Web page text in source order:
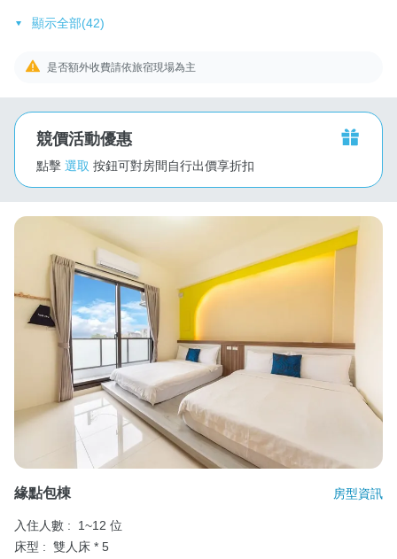
顯示全部(42)
是否額外收費請依旅宿現場為主
競價活動優惠
點擊 選取 按鈕可對房間自行出價享折扣
緣點包棟 房型資訊
入住人數 :
1~12 位
床型 : 雙人床 * 5